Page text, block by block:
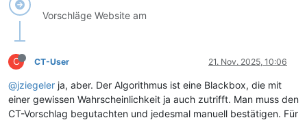
Vorschläge Website am
C CT-User 21. Nov. 2025, 10:06
@jziegeler ja, aber. Der Algorithmus ist eine Blackbox, die mit
einer gewissen Wahrscheinlichkeit ja auch zutrifft. Man muss den
CT-Vorschlag begutachten und jedesmal manuell bestätigen. Für